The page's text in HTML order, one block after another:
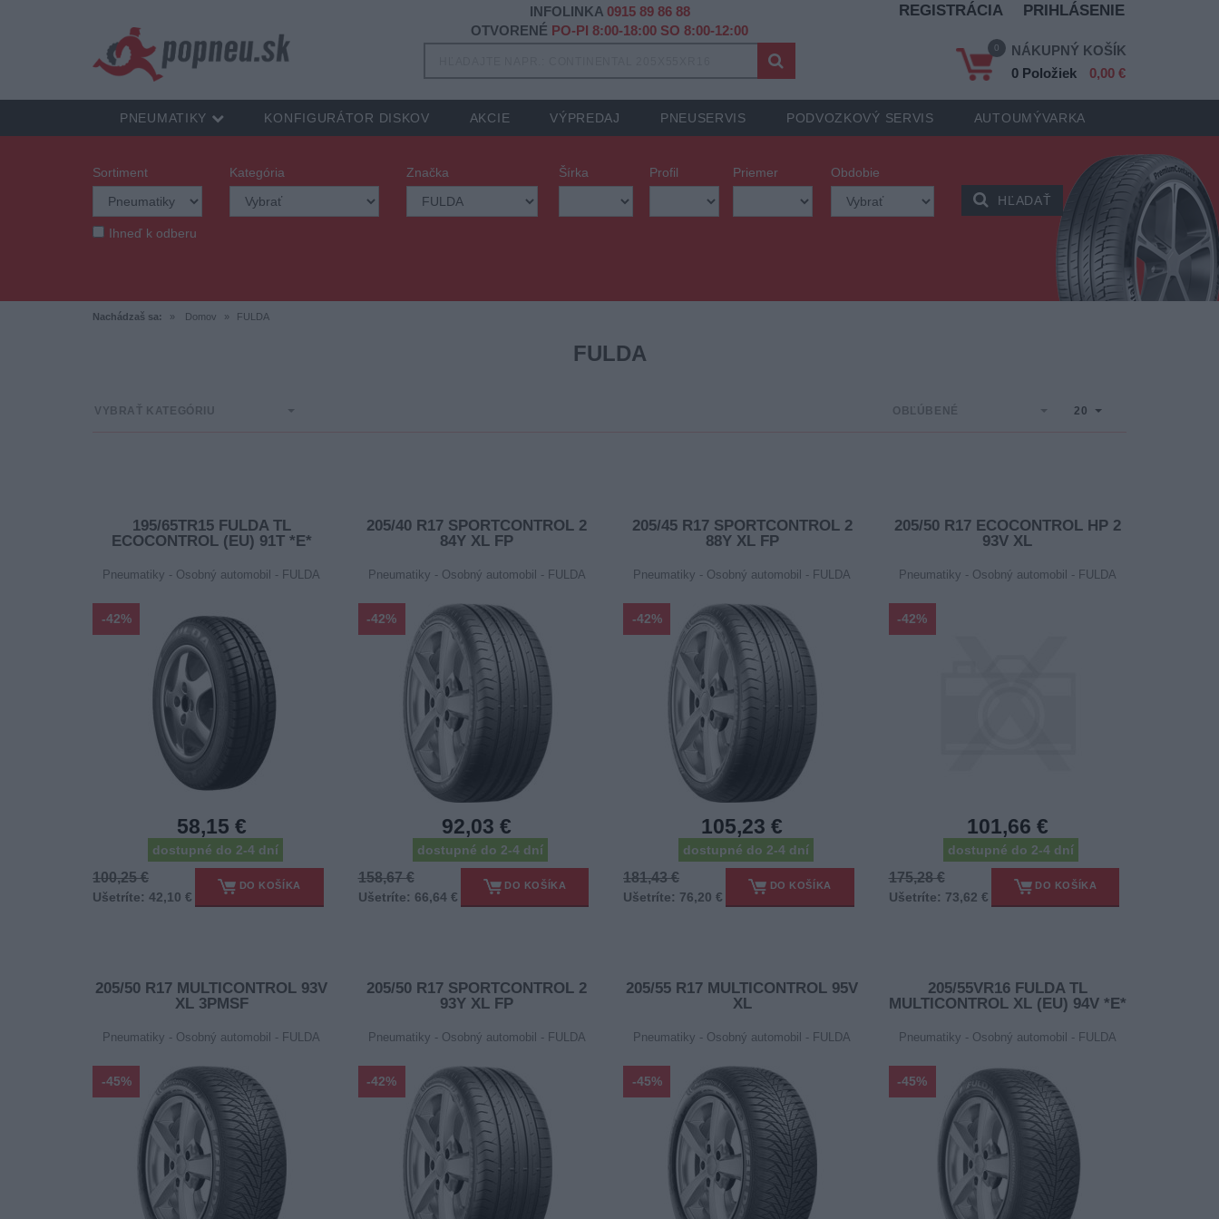
Sortiment
Ihneď k odberu
Kategória Značka Šírka Profil Priemer
Obdobie
HĽADAŤ
Nachádzaš sa: Domov FULDA
FULDA
VYBRAŤ KATEGÓRIU 20
OBĽÚBENÉ
195/65TR15 FULDA TL
ECOCONTROL (EU) 91T *E*
Pneumatiky - Osobný automobil - FULDA
-42%
58,15 €
dostupné do 2-4 dní
100,25 €
Ušetríte: 42,10 €
DO KOŠÍKA
205/40 R17 SPORTCONTROL 2
84Y XL FP
Pneumatiky - Osobný automobil - FULDA
-42%
92,03 €
dostupné do 2-4 dní
158,67 €
Ušetríte: 66,64 €
DO KOŠÍKA
205/45 R17 SPORTCONTROL 2
88Y XL FP
Pneumatiky - Osobný automobil - FULDA
-42%
105,23 €
dostupné do 2-4 dní
181,43 €
Ušetríte: 76,20 €
DO KOŠÍKA
205/50 R17 ECOCONTROL HP 2
93V XL
Pneumatiky - Osobný automobil - FULDA
-42%
101,66 €
dostupné do 2-4 dní
175,28 €
Ušetríte: 73,62 €
DO KOŠÍKA
205/50 R17 MULTICONTROL 93V
XL 3PMSF
Pneumatiky - Osobný automobil - FULDA
-45%
205/50 R17 SPORTCONTROL 2
93Y XL FP
Pneumatiky - Osobný automobil - FULDA
-42%
205/55 R17 MULTICONTROL 95V
XL
Pneumatiky - Osobný automobil - FULDA
-45%
205/55VR16 FULDA TL
MULTICONTROL XL (EU) 94V *E*
Pneumatiky - Osobný automobil - FULDA
-45%
INFOLINKA 0915 89 86 88
OTVORENÉ PO-PI 8:00-18:00 SO 8:00-12:00
REGISTRÁCIA PRIHLÁSENIE
0
NÁKUPNÝ KOŠÍK
0 Položiek
0,00 €
PNEUMATIKY KONFIGURÁTOR DISKOV AKCIE VÝPREDAJ PNEUSERVIS PODVOZKOVÝ SERVIS AUTOUMÝVARKA